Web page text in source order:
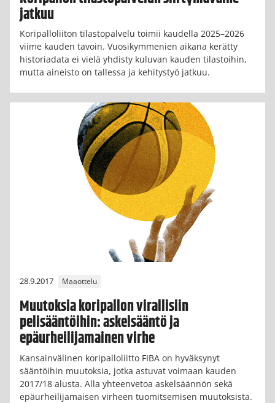
jatkuu
Koripalloliiton tilastopalvelu toimii kaudella 2025–2026
viime kauden tavoin. Vuosikymmenien aikana kerätty
historiadata ei vielä yhdisty kuluvan kauden tilastoihin,
mutta aineisto on tallessa ja kehitystyö jatkuu.
28.9.2017 Maaottelu
Muutoksia koripallon virallisiin
pelisääntöihin: askelsääntö ja
epäurheilijamainen virhe
Kansainvälinen koripalloliitto FIBA on hyväksynyt
sääntöihin muutoksia, jotka astuvat voimaan kauden
2017/18 alusta. Alla yhteenvetoa askelsäännön sekä
epäurheilijamaisen virheen tuomitsemisen muutoksista.